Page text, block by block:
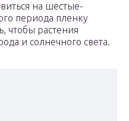
на шестые-
периода пленку
чтобы растения
и солнечного света.